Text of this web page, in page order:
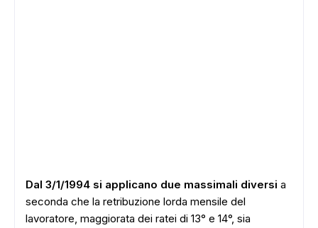
Dal 3/1/1994 si applicano due massimali diversi a
seconda che la retribuzione lorda mensile del
lavoratore, maggiorata dei ratei di 13° e 14°, sia